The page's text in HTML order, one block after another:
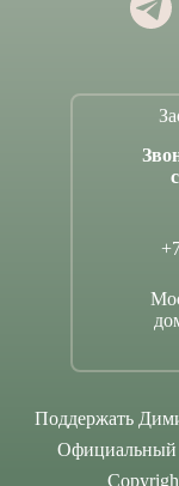
Поддержать
Официальный